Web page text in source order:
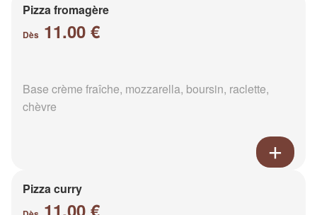
Pizza fromagère
Dès 11.00 €
Base crème fraîche, mozzarella, boursin, raclette,
chèvre
Pizza curry
11.00 €